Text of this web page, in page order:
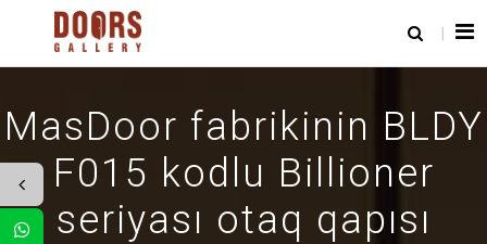
MasDoor fabrikinin BLDY
F015 kodlu Billioner
seriyası otaq qapısı